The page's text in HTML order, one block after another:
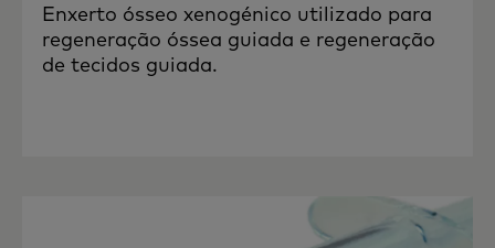
Enxerto ósseo xenogénico utilizado para
regeneração óssea guiada e regeneração
de tecidos guiada.